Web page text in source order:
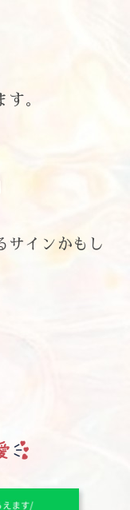
。
サインかもし